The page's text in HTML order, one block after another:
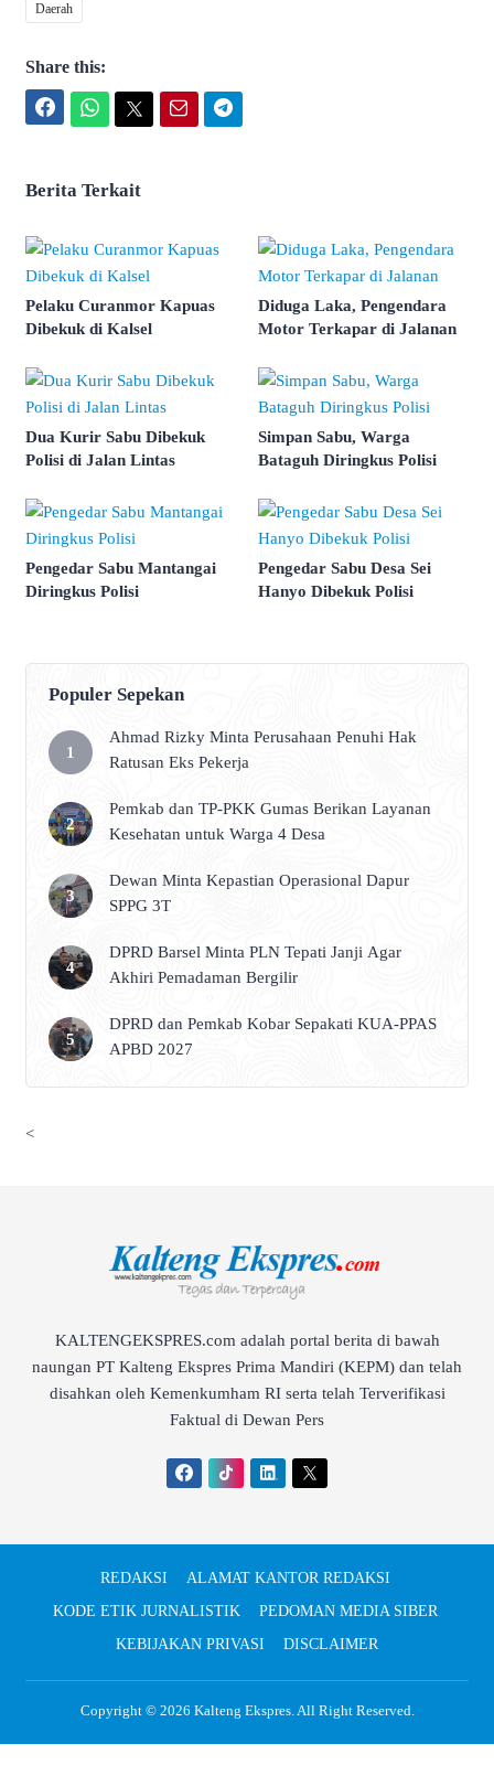
Daerah
Share this:
Berita Terkait
Pelaku Curanmor Kapuas
Dibekuk di Kalsel
Diduga Laka, Pengendara
Motor Terkapar di Jalanan
Dua Kurir Sabu Dibekuk
Polisi di Jalan Lintas
Simpan Sabu, Warga
Bataguh Diringkus Polisi
Pengedar Sabu Mantangai
Diringkus Polisi
Pengedar Sabu Desa Sei
Hanyo Dibekuk Polisi
Populer Sepekan
Ahmad Rizky Minta Perusahaan Penuhi Hak
Ratusan Eks Pekerja
Pemkab dan TP-PKK Gumas Berikan Layanan
Kesehatan untuk Warga 4 Desa
Dewan Minta Kepastian Operasional Dapur
SPPG 3T
DPRD Barsel Minta PLN Tepati Janji Agar
Akhiri Pemadaman Bergilir
DPRD dan Pemkab Kobar Sepakati KUA-PPAS
APBD 2027
<
KALTENGEKSPRES.com adalah portal berita di bawah
naungan PT Kalteng Ekspres Prima Mandiri (KEPM) dan telah
disahkan oleh Kemenkumham RI serta telah Terverifikasi
Faktual di Dewan Pers
REDAKSI
ALAMAT KANTOR REDAKSI
KODE ETIK JURNALISTIK
PEDOMAN MEDIA SIBER
KEBIJAKAN PRIVASI
DISCLAIMER
Copyright © 2026 Kalteng Ekspres. All Right Reserved.